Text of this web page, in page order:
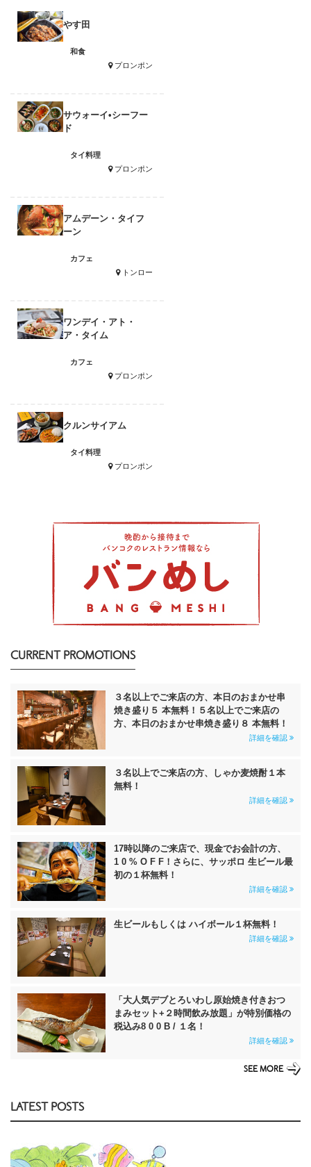
やす田
和食
プロンポン
サウォーイ•シーフー
ド
タイ料理
プロンポン
アムデーン・タイフ
ーン
カフェ
トンロー
ワンデイ・アト・
ア・タイム
カフェ
プロンポン
クルンサイアム
タイ料理
プロンポン
CURRENT PROMOTIONS
３名以上でご来店の方、本日のおまかせ串
焼き盛り５ 本無料！５名以上でご来店の
方、本日のおまかせ串焼き盛り８ 本無料！
詳細を確認
３名以上でご来店の方、しゃか麦焼酎１本
無料！
詳細を確認
17時以降のご来店で、現金でお会計の方、
1 0 % O F F！さらに、サッポロ 生ビール最
初の１杯無料！
詳細を確認
生ビールもしくは ハイボール１杯無料！
詳細を確認
「大人気デブとろいわし原始焼き付きおつ
まみセット+２時間飲み放題」が特別価格の
税込み8 0 0 B / １名！
詳細を確認
SEE MORE
LATEST POSTS